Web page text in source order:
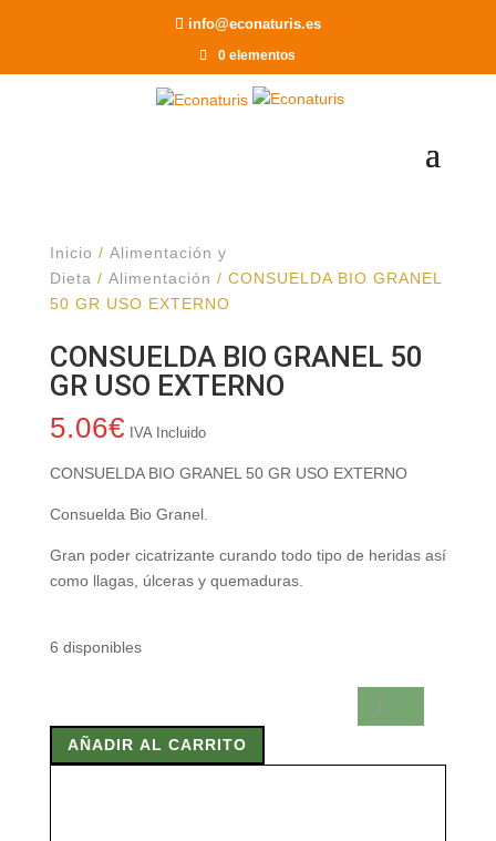
info@econaturis.es
0 elementos
Inicio / Alimentación y
Dieta / Alimentación / CONSUELDA BIO GRANEL
50 GR USO EXTERNO
CONSUELDA BIO GRANEL 50
GR USO EXTERNO
5.06€ IVA Incluido
CONSUELDA BIO GRANEL 50 GR USO EXTERNO
Consuelda Bio Granel.
Gran poder cicatrizante curando todo tipo de heridas así
como llagas, úlceras y quemaduras.
6 disponibles
BIO
GRANEL
AÑADIR AL CARRITO